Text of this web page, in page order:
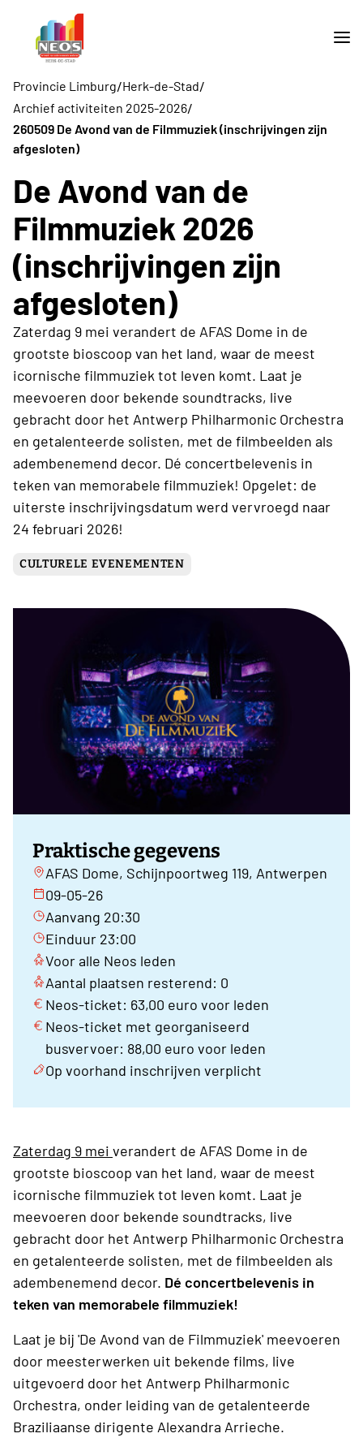
Provincie Limburg/Herk-de-Stad/
Archief activiteiten 2025-2026/
260509 De Avond van de Filmmuziek (inschrijvingen zijn
afgesloten)
De Avond van de
Filmmuziek 2026
(inschrijvingen zijn
afgesloten)
Zaterdag 9 mei verandert de AFAS Dome in de
grootste bioscoop van het land, waar de meest
icornische filmmuziek tot leven komt. Laat je
meevoeren door bekende soundtracks, live
gebracht door het Antwerp Philharmonic Orchestra
en getalenteerde solisten, met de filmbeelden als
adembenemend decor. Dé concertbelevenis in
teken van memorabele filmmuziek! Opgelet: de
uiterste inschrijvingsdatum werd vervroegd naar
24 februari 2026!
CULTURELE EVENEMENTEN
Praktische gegevens
AFAS Dome, Schijnpoortweg 119, Antwerpen
09-05-26
Aanvang 20:30
Einduur 23:00
Voor alle Neos leden
Aantal plaatsen resterend: 0
Neos-ticket: 63,00 euro voor leden
Neos-ticket met georganiseerd
busvervoer: 88,00 euro voor leden
Op voorhand inschrijven verplicht
Zaterdag 9 mei verandert de AFAS Dome in de
grootste bioscoop van het land, waar de meest
icornische filmmuziek tot leven komt. Laat je
meevoeren door bekende soundtracks, live
gebracht door het Antwerp Philharmonic Orchestra
en getalenteerde solisten, met de filmbeelden als
adembenemend decor. Dé concertbelevenis in
teken van memorabele filmmuziek!
Laat je bij 'De Avond van de Filmmuziek' meevoeren
door meesterwerken uit bekende films, live
uitgevoerd door het Antwerp Philharmonic
Orchestra, onder leiding van de getalenteerde
Braziliaanse dirigente Alexandra Arrieche.